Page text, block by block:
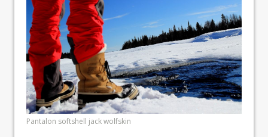
Pantalon softshell jack wolfskin